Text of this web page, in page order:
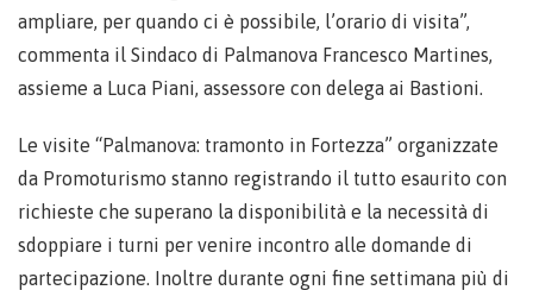
ampliare, per quando ci è possibile, l’orario di visita”,
commenta il Sindaco di Palmanova Francesco Martines,
assieme a Luca Piani, assessore con delega ai Bastioni.
Le visite “Palmanova: tramonto in Fortezza” organizzate
da Promoturismo stanno registrando il tutto esaurito con
richieste che superano la disponibilità e la necessità di
sdoppiare i turni per venire incontro alle domande di
partecipazione. Inoltre durante ogni fine settimana più di